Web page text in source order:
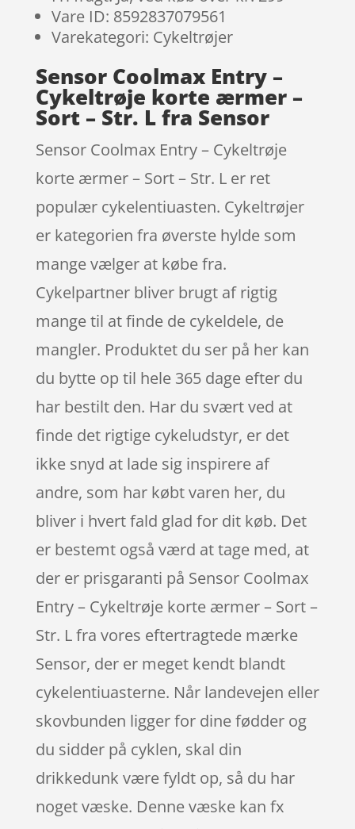
Vare ID: 8592837079561
Varekategori: Cykeltrøjer
Sensor Coolmax Entry –
Cykeltrøje korte ærmer –
Sort – Str. L fra Sensor
Sensor Coolmax Entry – Cykeltrøje
korte ærmer – Sort – Str. L er ret
populær cykelentiuasten. Cykeltrøjer
er kategorien fra øverste hylde som
mange vælger at købe fra.
Cykelpartner bliver brugt af rigtig
mange til at finde de cykeldele, de
mangler. Produktet du ser på her kan
du bytte op til hele 365 dage efter du
har bestilt den. Har du svært ved at
finde det rigtige cykeludstyr, er det
ikke snyd at lade sig inspirere af
andre, som har købt varen her, du
bliver i hvert fald glad for dit køb. Det
er bestemt også værd at tage med, at
der er prisgaranti på Sensor Coolmax
Entry – Cykeltrøje korte ærmer – Sort –
Str. L fra vores eftertragtede mærke
Sensor, der er meget kendt blandt
cykelentiuasterne. Når landevejen eller
skovbunden ligger for dine fødder og
du sidder på cyklen, skal din
drikkedunk være fyldt op, så du har
noget væske. Denne væske kan fx